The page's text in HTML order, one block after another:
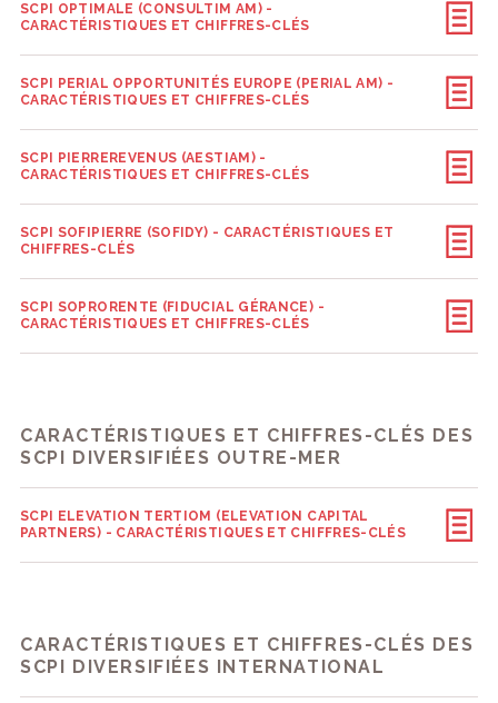
SCPI OPTIMALE (CONSULTIM AM) -
CARACTÉRISTIQUES ET CHIFFRES-CLÉS
SCPI PERIAL OPPORTUNITÉS EUROPE (PERIAL AM) -
CARACTÉRISTIQUES ET CHIFFRES-CLÉS
SCPI PIERREREVENUS (AESTIAM) -
CARACTÉRISTIQUES ET CHIFFRES-CLÉS
SCPI SOFIPIERRE (SOFIDY) - CARACTÉRISTIQUES ET
CHIFFRES-CLÉS
SCPI SOPRORENTE (FIDUCIAL GÉRANCE) -
CARACTÉRISTIQUES ET CHIFFRES-CLÉS
CARACTÉRISTIQUES ET CHIFFRES-CLÉS DES
SCPI DIVERSIFIÉES OUTRE-MER
SCPI ELEVATION TERTIOM (ELEVATION CAPITAL
PARTNERS) - CARACTÉRISTIQUES ET CHIFFRES-CLÉS
CARACTÉRISTIQUES ET CHIFFRES-CLÉS DES
SCPI DIVERSIFIÉES INTERNATIONAL